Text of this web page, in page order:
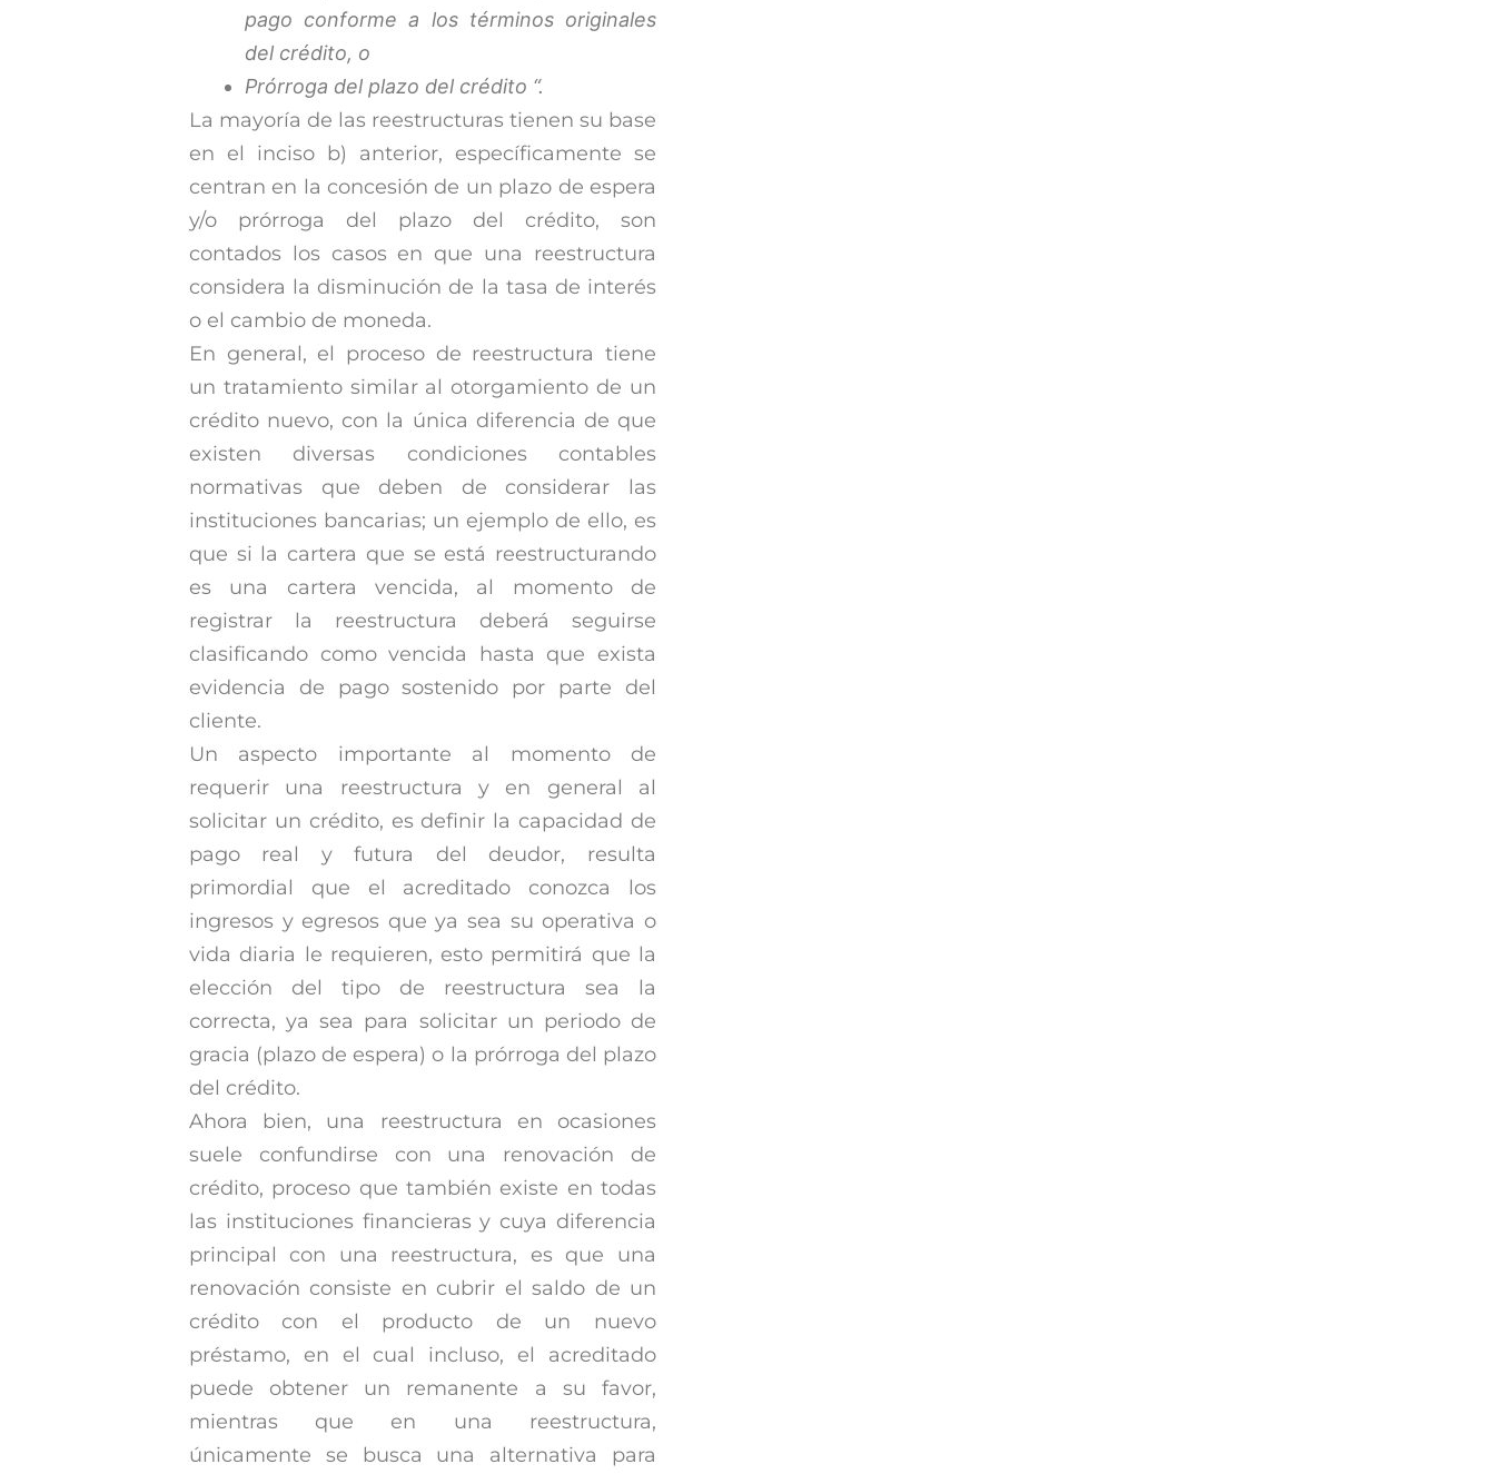
pago conforme a los términos originales
del crédito, o
Prórroga del plazo del crédito “.
La mayoría de las reestructuras tienen su base
en el inciso b) anterior, específicamente se
centran en la concesión de un plazo de espera
y/o prórroga del plazo del crédito, son
contados los casos en que una reestructura
considera la disminución de la tasa de interés
o el cambio de moneda.
En general, el proceso de reestructura tiene
un tratamiento similar al otorgamiento de un
crédito nuevo, con la única diferencia de que
existen diversas condiciones contables
normativas que deben de considerar las
instituciones bancarias; un ejemplo de ello, es
que si la cartera que se está reestructurando
es una cartera vencida, al momento de
registrar la reestructura deberá seguirse
clasificando como vencida hasta que exista
evidencia de pago sostenido por parte del
cliente.
Un aspecto importante al momento de
requerir una reestructura y en general al
solicitar un crédito, es definir la capacidad de
pago real y futura del deudor, resulta
primordial que el acreditado conozca los
ingresos y egresos que ya sea su operativa o
vida diaria le requieren, esto permitirá que la
elección del tipo de reestructura sea la
correcta, ya sea para solicitar un periodo de
gracia (plazo de espera) o la prórroga del plazo
del crédito.
Ahora bien, una reestructura en ocasiones
suele confundirse con una renovación de
crédito, proceso que también existe en todas
las instituciones financieras y cuya diferencia
principal con una reestructura, es que una
renovación consiste en cubrir el saldo de un
crédito con el producto de un nuevo
préstamo, en el cual incluso, el acreditado
puede obtener un remanente a su favor,
mientras que en una reestructura,
únicamente se busca una alternativa para